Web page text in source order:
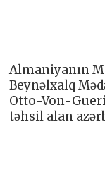
Almaniyanın
Beynəlxalq
Otto-Von-
təhsil alan